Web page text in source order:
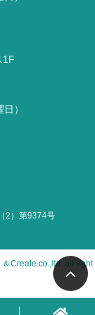
1F
）
2）第9374号
＆Create.co.,ltd. all right